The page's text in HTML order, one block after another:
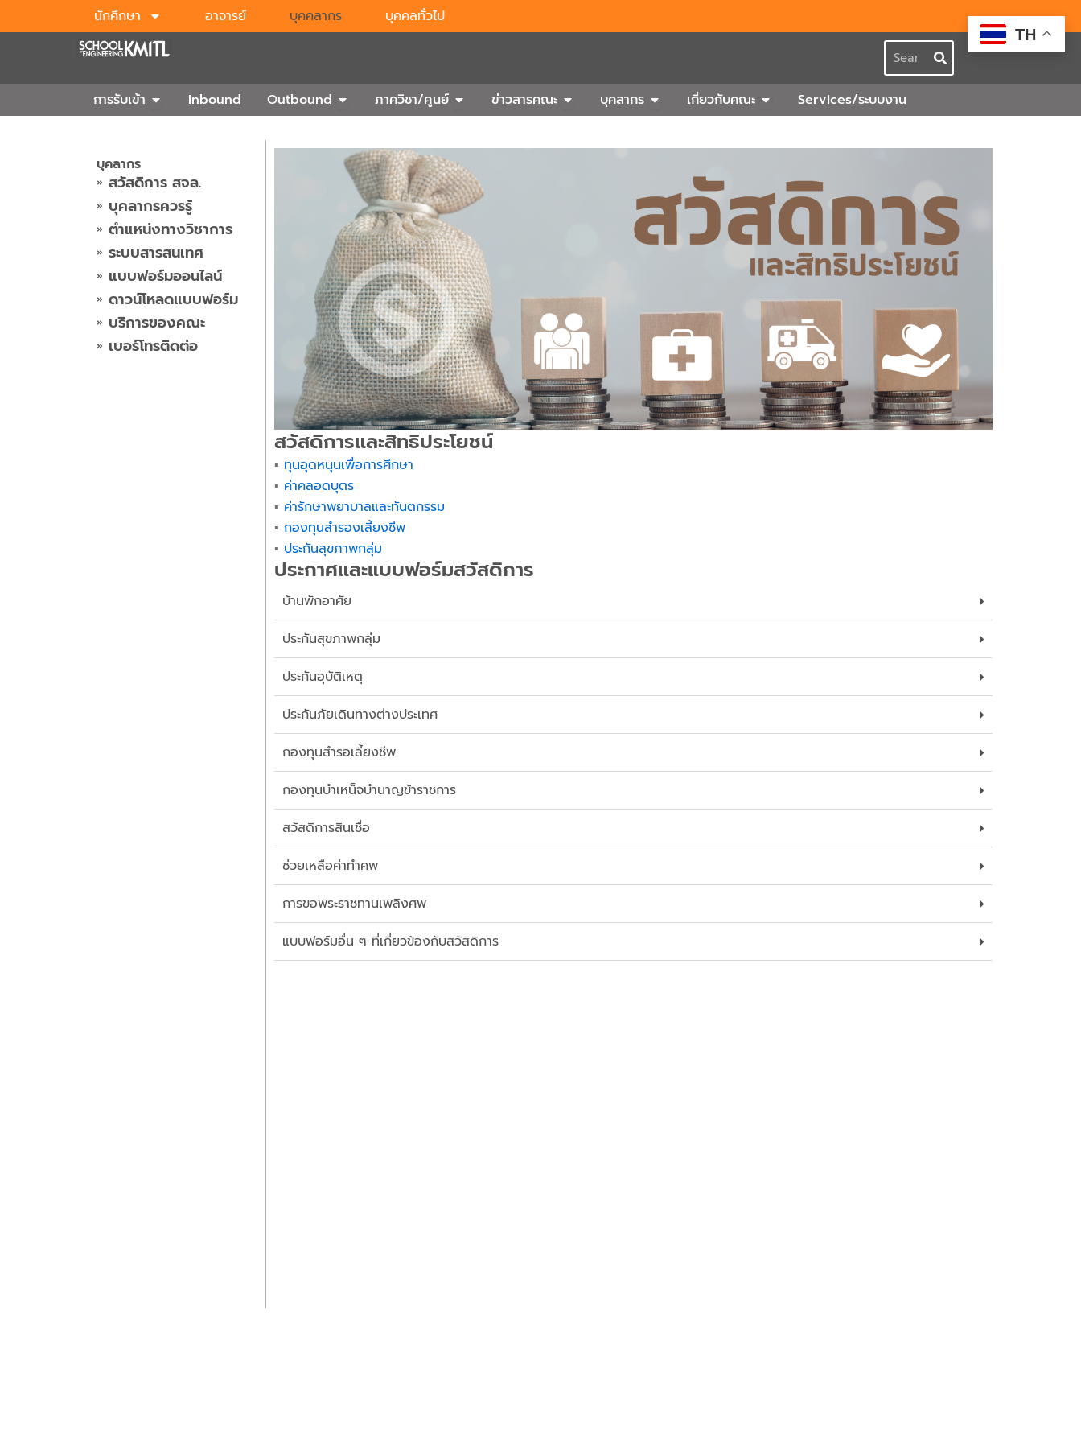
to
นักศึกษา อาจารย์ บุคคลากร บุคคลทั่วไป
Search
การรับเข้า Open การรับเข้า
Inbound Outbound Open Outbound
ภาควิชา/ศูนย์ Open ภาควิชา/ศูนย์
ข่าวสารคณะ Open ข่าวสารคณะ
บุคลากร Open บุคลากร
เกี่ยวกับคณะ Open เกี่ยวกับคณะ
Services/ระบบงาน
บุคลากร
สวัสดิการ สจล.
บุคลากรควรรู้
ตำแหน่งทางวิชาการ
ระบบสารสนเทศ
แบบฟอร์มออนไลน์
ดาวน์โหลดแบบฟอร์ม
บริการของคณะ
เบอร์โทรติดต่อ
สวัสดิการและสิทธิประโยชน์
▪︎ ทุนอุดหนุนเพื่อการศึกษา
▪︎ ค่าคลอดบุตร
▪︎ ค่ารักษาพยาบาลและทันตกรรม
▪︎กองทุนสำรองเลี้ยงชีพ
▪︎ ประกันสุขภาพกลุ่ม
ประกาศและแบบฟอร์มสวัสดิการ
บ้านพักอาศัย
ประกันสุขภาพกลุ่ม
ประกันอุบัติเหตุ
ประกันภัยเดินทางต่างประเทศ
กองทุนสำรอเลี้ยงชีพ
กองทุนบำเหน็จบำนาญข้าราชการ
สวัสดิการสินเชื่อ
ช่วยเหลือค่าทำศพ
การขอพระราชทานเพลิงศพ
แบบฟอร์มอื่น ๆ ที่เกี่ยวข้องกับสวัสดิการ
TH